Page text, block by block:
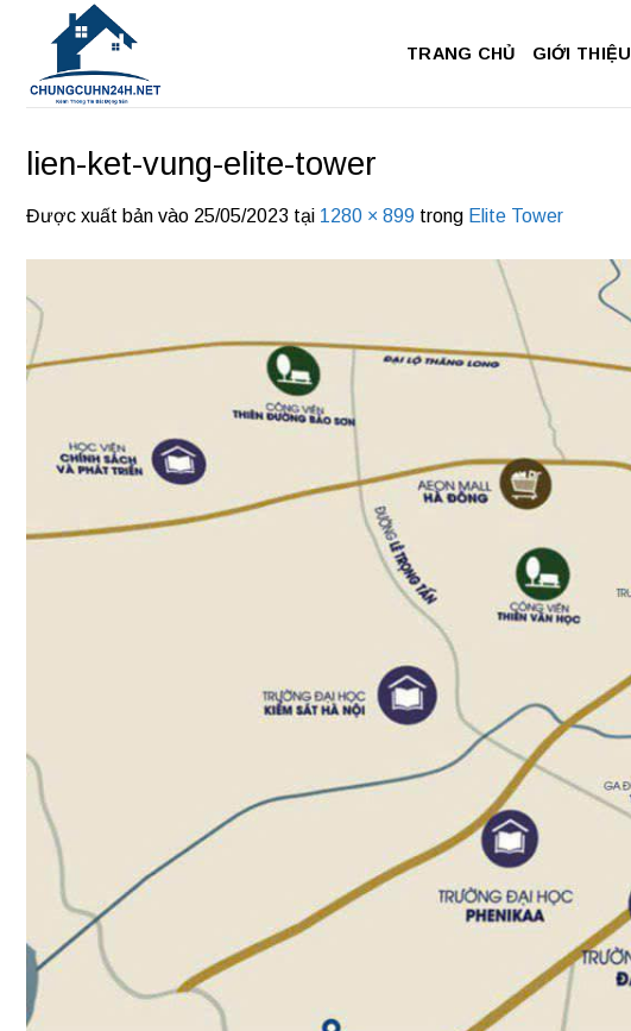
dung
TRANG CHỦ GIỚI THIỆU
lien-ket-vung-elite-tower
Được xuất bản vào 25/05/2023 tại 1280 × 899 trong Elite Tower